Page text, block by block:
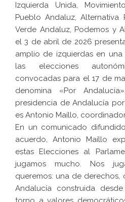
Izquierda Unida,
Pueblo Andaluz, Alternativa
Verde Andaluz, Podemos y
el 3 de abril de 2026
amplio de izquierdas en
las elecciones
convocadas para el 17 de
denomina «Por
presidencia de Andalucía
es Antonio Maíllo,
En un comunicado
acuerdo, Antonio Maíllo
estas Elecciones al
jugamos mucho. Nos
queremos: una de derechos,
Andalucía construida